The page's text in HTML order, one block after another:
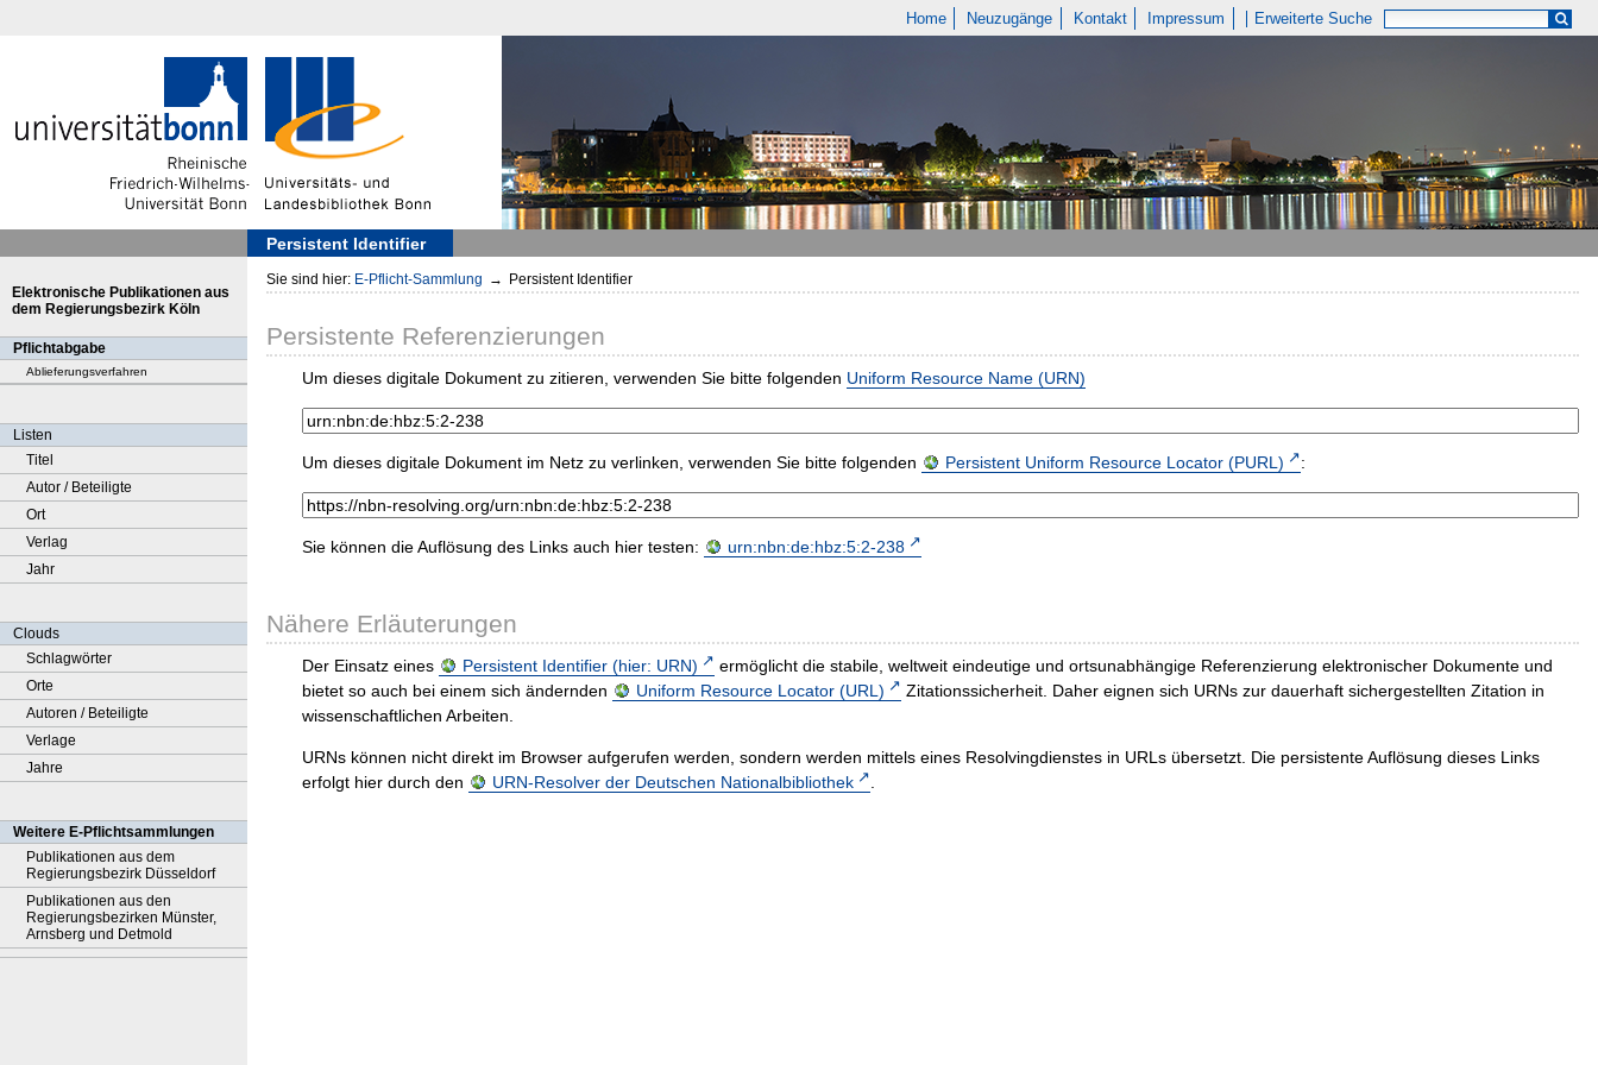
Home Neuzugänge Kontakt Impressum Erweiterte Suche
Persistent Identifier
Elektronische Publikationen aus
dem Regierungsbezirk Köln
Pflichtabgabe
Ablieferungsverfahren
Listen
Titel
Autor / Beteiligte
Ort
Verlag
Jahr
Clouds
Schlagwörter
Orte
Autoren / Beteiligte
Verlage
Jahre
Weitere E-Pflichtsammlungen
Publikationen aus dem
Regierungsbezirk Düsseldorf
Publikationen aus den
Regierungsbezirken Münster,
Arnsberg und Detmold
Sie sind hier: E-Pflicht-Sammlung → Persistent Identifier
Persistente Referenzierungen
Um dieses digitale Dokument zu zitieren, verwenden Sie bitte folgenden Uniform Resource Name (URN)
Um dieses digitale Dokument im Netz zu verlinken, verwenden Sie bitte folgenden Persistent Uniform Resource Locator (PURL) :
Sie können die Auflösung des Links auch hier testen: urn:nbn:de:hbz:5:2-238
Nähere Erläuterungen
Der Einsatz eines Persistent Identifier (hier: URN)
ermöglicht die stabile, weltweit eindeutige und ortsunabhängige Referenzierung elektronischer Dokumente und
bietet so auch bei einem sich ändernden
Uniform Resource Locator (URL)
Zitationssicherheit. Daher eignen sich URNs zur dauerhaft sichergestellten Zitation in
wissenschaftlichen Arbeiten.
URNs können nicht direkt im Browser aufgerufen werden, sondern werden mittels eines Resolvingdienstes in URLs übersetzt. Die persistente Auflösung dieses Links
erfolgt hier durch den
URN-Resolver der Deutschen Nationalbibliothek .